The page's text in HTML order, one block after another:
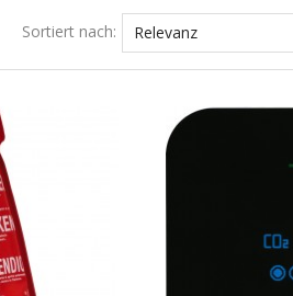
Sortiert nach: Relevanz